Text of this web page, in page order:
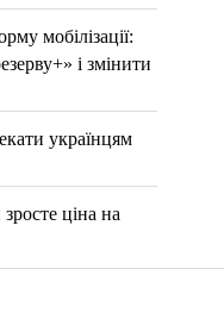
мобілізації:
і змінити
українцям
ціна на